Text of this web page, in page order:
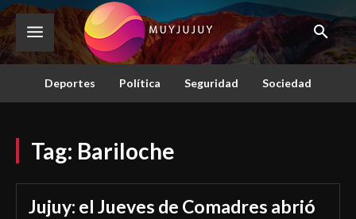
Deportes Política Seguridad Sociedad
Tag: Bariloche
Jujuy: el Jueves de Comadres abrió